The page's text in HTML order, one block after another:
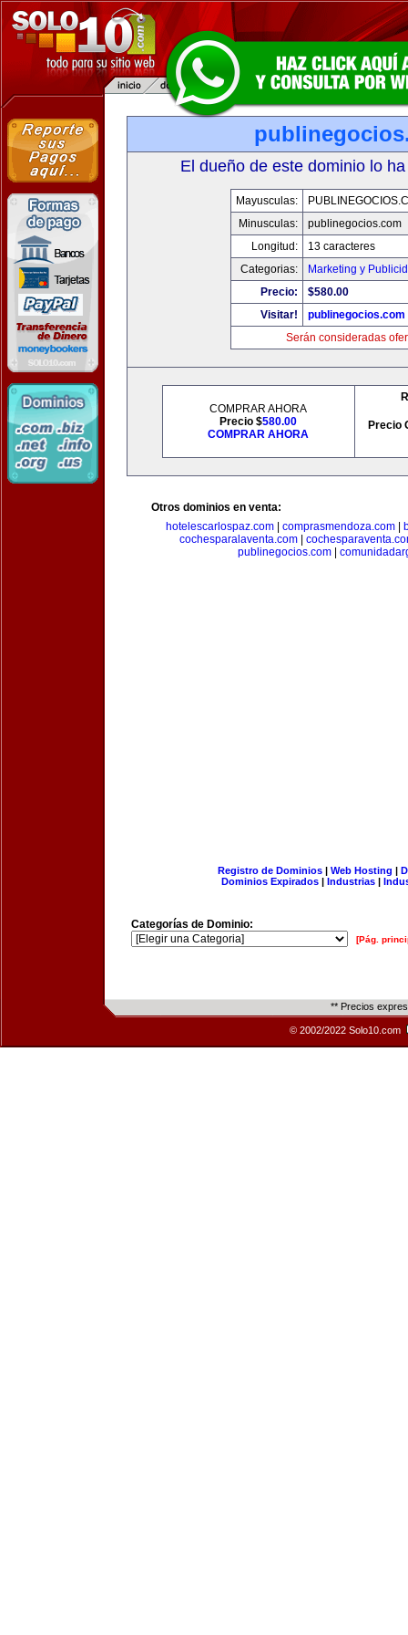
El dueño de este dominio lo
Mayusculas:
Minusculas:
publinegocios.com
Longitud:
13 caracteres
Categorias:
Marketing y
Precio:
$580.00
Visitar!
publinegocios.com
Serán consideradas
COMPRAR AHORA
Precio $580.00
COMPRAR AHORA
Precio
Otros dominios en venta:
hotelescarlospaz.com| comprasmendoza.com|
cochesparalaventa.com
publinegocios.com|
Registro de Dominios| Web Hosting |
Dominios Expirados | Industrias |
Categorías de Dominio:
[Pág.
** Precios
© 2002/2022 Solo10.com